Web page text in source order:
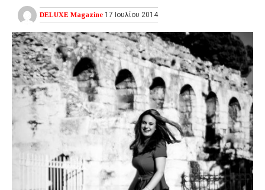
DELUXE Magazine 17 Ιουλίου 2014